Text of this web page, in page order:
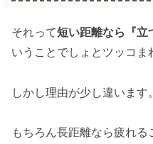
それって短い距離なら『立
いうことでしょとツッコま
しかし理由が少し違います。
もちろん長距離なら疲れ